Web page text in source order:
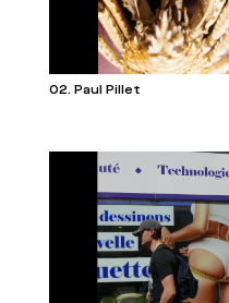
02. Paul Pillet